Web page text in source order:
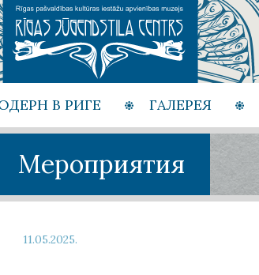
В РИГЕ ГАЛЕРЕЯ
Мероприятия
11.05.2025.